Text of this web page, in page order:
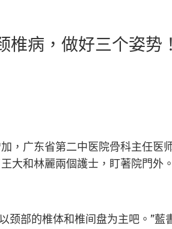
病，做好三个姿势！
广东省第二中医院骨科主任医
和林麗兩個護士，盯著院門外
部的椎体和椎间盘为主吧。”藍